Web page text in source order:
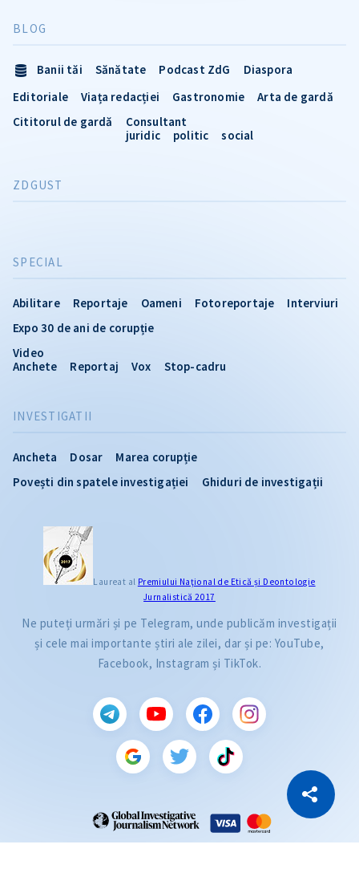
Copiază Link
INVESTIGATII
Ancheta Dosar
Marea corupție
Povești din spatele investigației
Ghiduri de investigații
SPECIAL
Abilitare Reportaje Oameni Fotoreportaje
Interviuri
Expo 30 de ani de corupție
Video
Anchete
Reportaj Vox Stop-cadru
BLOG
Banii tăi Sănătate Podcast ZdG
Diaspora
Editoriale
Viața redacției Gastronomie
Arta de gardă
Cititorul de gardă
Consultant
juridic
politic social
ZDGUST
Laureat al Premiului Naţional de Etică și Deontologie
Jurnalistică 2017
Ne puteți urmări și pe Telegram, unde publicăm investigații
și cele mai importante știri ale zilei, dar și pe: YouTube,
Facebook, Instagram și TikTok.